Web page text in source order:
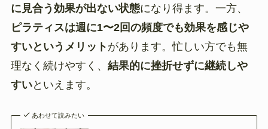
に見合う効果が出ない状態になり得ます。一方、
ピラティスは週に1〜2回の頻度でも効果を感じや
すいというメリット があります。忙しい方でも無
理なく続けやすく、 結果的に挫折せずに継続しや
すいといえます。
あわせて読みたい